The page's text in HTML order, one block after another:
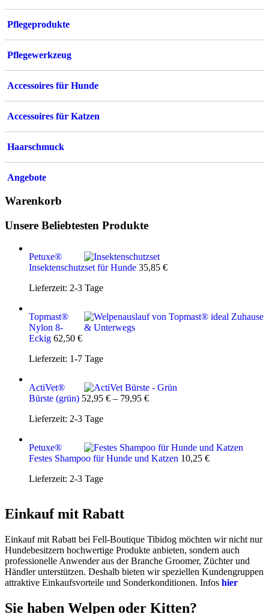
Pflegeprodukte
Pflegewerkzeug
Accessoires für Hunde
Accessoires für Katzen
Haarschmuck
Angebote
Warenkorb
Unsere Beliebtesten Produkte
Petuxe®
Insektenschutzset für Hunde 35,85 €
Lieferzeit: 2-3 Tage
Topmast®
Nylon 8-
Eckig 62,50 €
Lieferzeit: 1-7 Tage
ActiVet®
Bürste (grün) 52,95 € – 79,95 €
Lieferzeit: 2-3 Tage
Petuxe®
Festes Shampoo für Hunde und Katzen 10,25 €
Lieferzeit: 2-3 Tage
Einkauf mit Rabatt
Einkauf mit Rabatt bei Fell-Boutique Tibidog möchten wir nicht nur
Hundebesitzern hochwertige Produkte anbieten, sondern auch
professionelle Anwender aus der Branche Groomer, Züchter und
Händler unterstützen. Deshalb bieten wir speziellen Kundengruppen
attraktive Einkaufsvorteile und Sonderkonditionen. Infos hier
Sie haben Welpen oder Kitten?